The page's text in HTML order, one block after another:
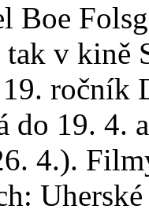
Boe
v kině
ročník
19. 4.
4.).